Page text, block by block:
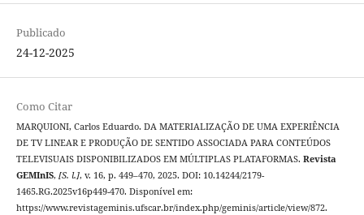
Publicado
24-12-2025
Como Citar
MARQUIONI, Carlos Eduardo. DA MATERIALIZAÇÃO DE UMA EXPERIÊNCIA
DE TV LINEAR E PRODUÇÃO DE SENTIDO ASSOCIADA PARA CONTEÚDOS
TELEVISUAIS DISPONIBILIZADOS EM MÚLTIPLAS PLATAFORMAS. Revista
GEMInIS, [S. l.], v. 16, p. 449–470, 2025. DOI: 10.14244/2179-
1465.RG.2025v16p449-470. Disponível em:
https://www.revistageminis.ufscar.br/index.php/geminis/article/view/872.